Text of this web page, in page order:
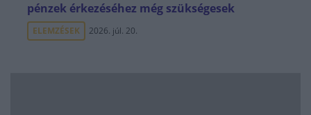
pénzek érkezéséhez még szükségesek
ELEMZÉSEK 2026. júl. 20.